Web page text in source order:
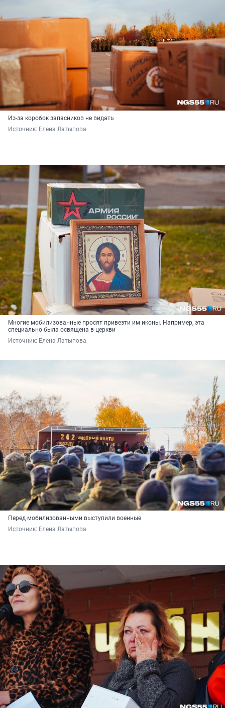
Из-за коробок запасников не видать
Источник: Елена Латыпова
Многие мобилизованные просят привезти им иконы. Например, эта
специально была освящена в церкви
Источник: Елена Латыпова
Перед мобилизованными выступили военные
Источник: Елена Латыпова